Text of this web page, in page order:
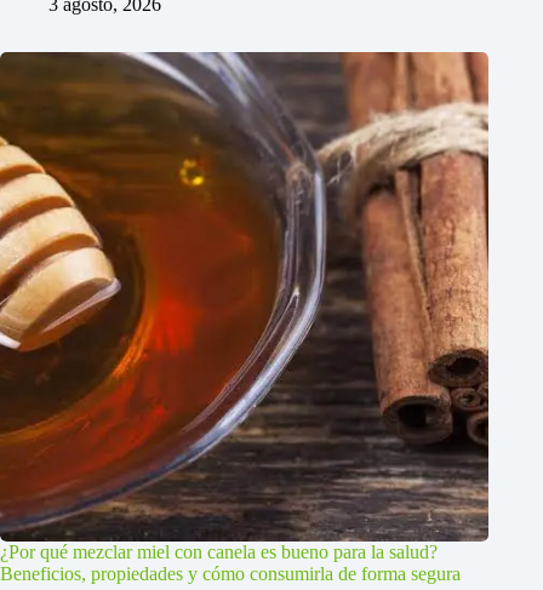
3 agosto, 2026
¿Por qué mezclar miel con canela es bueno para la salud?
Beneficios, propiedades y cómo consumirla de forma segura